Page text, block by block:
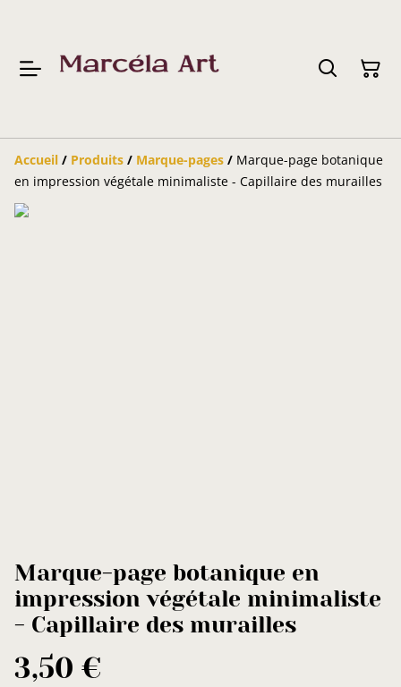
Accueil / Produits / Marque-pages / Marque-page botanique
en impression végétale minimaliste - Capillaire des murailles
Marque-page botanique en
impression végétale minimaliste
- Capillaire des murailles
3,50 €